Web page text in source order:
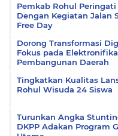
Pemkab Rohul
Dengan Kegiatan Jalan
Free Day
Dorong Transformasi
Fokus pada
Pembangunan Daerah
Tingkatkan Kualitas
Rohul Wisuda 24 Siswa
Turunkan Angka
DKPP Adakan Program